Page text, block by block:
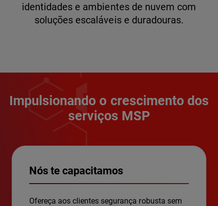
identidades e ambientes de nuvem com
soluções escaláveis e duradouras.
Impulsionando o crescimento dos
serviços MSP
Nós te capacitamos
Ofereça aos clientes segurança robusta sem